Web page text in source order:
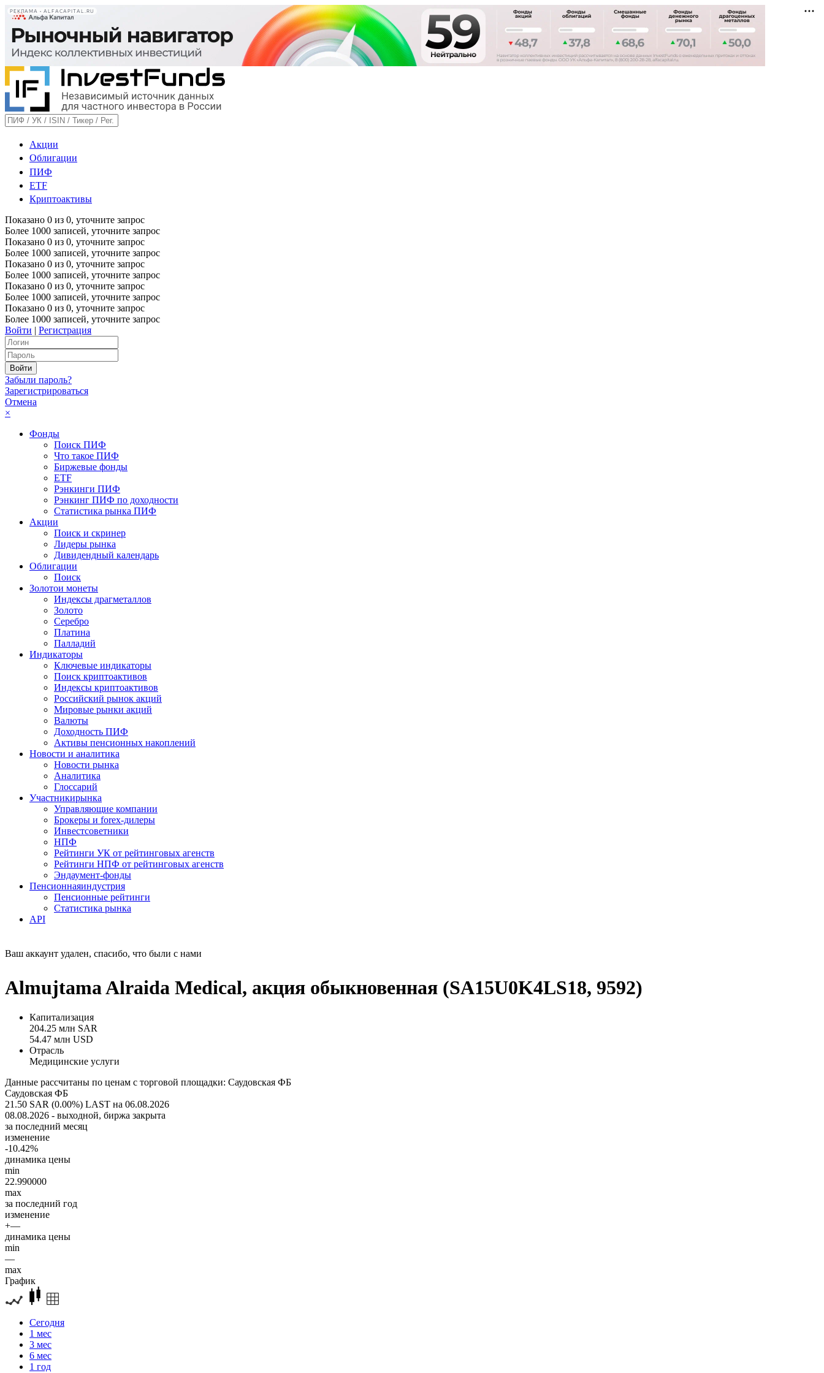
РЕКЛАМА • ALFACAPITAL.RU
Акции
Облигации
ПИФ
ETF
Криптоактивы
Показано 0 из 0, уточните запрос
Более 1000 записей, уточните запрос
Показано 0 из 0, уточните запрос
Более 1000 записей, уточните запрос
Показано 0 из 0, уточните запрос
Более 1000 записей, уточните запрос
Показано 0 из 0, уточните запрос
Более 1000 записей, уточните запрос
Показано 0 из 0, уточните запрос
Более 1000 записей, уточните запрос
Войти | Регистрация
Забыли пароль?
Зарегистрироваться
Отмена
×
Фонды
Поиск ПИФ
Что такое ПИФ
Биржевые фонды
ETF
Рэнкинги ПИФ
Рэнкинг ПИФ по доходности
Статистика рынка ПИФ
Акции
Поиск и скринер
Лидеры рынка
Дивидендный календарь
Облигации
Поиск
Золотои монеты
Индексы драгметаллов
Золото
Серебро
Платина
Палладий
Индикаторы
Ключевые индикаторы
Поиск криптоактивов
Индексы криптоактивов
Российский рынок акций
Мировые рынки акций
Валюты
Доходность ПИФ
Активы пенсионных накоплений
Новости и аналитика
Новости рынка
Аналитика
Глоссарий
Участникирынка
Управляющие компании
Брокеры и forex-дилеры
Инвестсоветники
НПФ
Рейтинги УК от рейтинговых агенств
Рейтинги НПФ от рейтинговых агенств
Эндаумент-фонды
Пенсионнаяиндустрия
Пенсионные рейтинги
Статистика рынка
API
Ваш аккаунт удален, спасибо, что были с нами
Almujtama Alraida Medical, акция обыкновенная (SA15U0K4LS18, 9592)
Капитализация
204.25 млн SAR
54.47 млн USD
Отрасль
Медицинские услуги
Данные рассчитаны по ценам с торговой площадки: Саудовская ФБ
Саудовская ФБ
21.50 SAR (0.00%) LAST на 06.08.2026
08.08.2026 - выходной, биржа закрыта
за последний месяц
изменение
-10.42%
динамика цены
min
22.990000
max
за последний год
изменение
+—
динамика цены
min
—
max
График
Сегодня
1 мес
3 мес
6 мес
1 год